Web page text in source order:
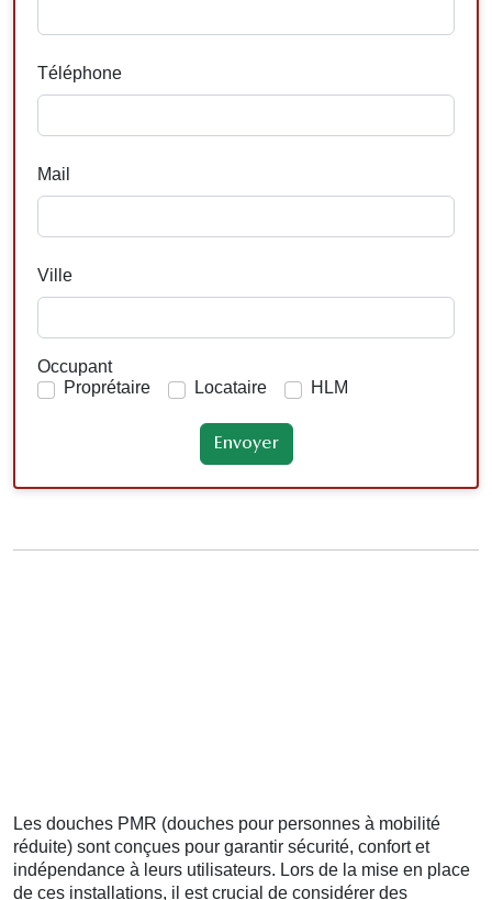
Téléphone
Mail
Ville
Occupant
Proprétaire
Locataire HLM
Les douches PMR (douches pour personnes à mobilité
réduite) sont conçues pour garantir sécurité, confort et
indépendance à leurs utilisateurs. Lors de la mise en place
de ces installations, il est crucial de considérer des